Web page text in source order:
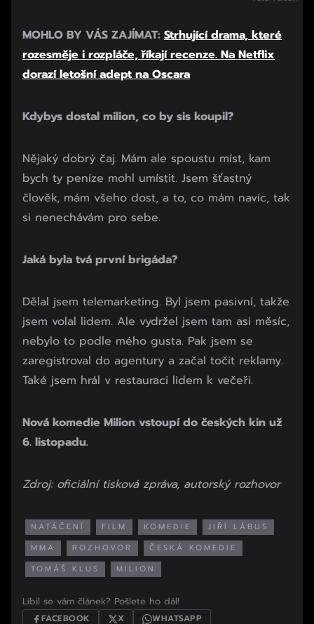
MOHLO BY VÁS ZAJÍMAT: Strhující drama, které
rozesměje i rozpláče, říkají recenze. Na Netflix
dorazí letošní adept na Oscara
Kdybys dostal milion, co by sis koupil?
Nějaký dobrý čaj. Mám ale spoustu míst, kam
bych ty peníze mohl umístit. Jsem šťastný
člověk, mám všeho dost, a to, co mám navíc, tak
si nenechávám pro sebe.
Jaká byla tvá první brigáda?
Dělal jsem telemarketing. Byl jsem pasivní, takže
jsem volal lidem. Ale vydržel jsem tam asi měsíc,
nebylo to podle mého gusta. Pak jsem se
zaregistroval do agentury a začal točit reklamy.
Také jsem hrál v restauraci lidem k večeři.
Nová komedie Milion vstoupí do českých kin už
6. listopadu.
Zdroj: oficiální tisková zpráva, autorský rozhovor
NATÁČENÍ FILM KOMEDIE
JIŘÍ LÁBUS
MMA
ROZHOVOR
ČESKÁ KOMEDIE
TOMÁŠ KLUS
MILION
Líbil se vám článek? Pošlete ho dál!
FACEBOOK X
WHATSAPP